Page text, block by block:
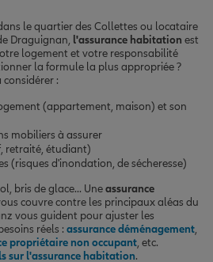
le quartier des Collettes ou locataire
Draguignan, l'assurance habitation est
logement et votre responsabilité
la formule la plus appropriée ?
:
(appartement, maison) et son
mobiliers à assurer
retraité, étudiant)
(risques d'inondation, de sécheresse)
bris de glace... Uneassurance
couvre contre les principaux aléas du
vous guident pour ajuster les
réels : assurance déménagement,
propriétaire non occupant, etc.
sur l'assurance habitation.